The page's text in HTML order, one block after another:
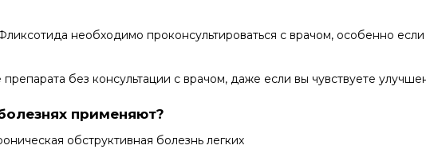
необходимо проконсультироваться с врачом, особенно
без консультации с врачом, даже если вы чувствуете
применяют?
обструктивная болезнь легких